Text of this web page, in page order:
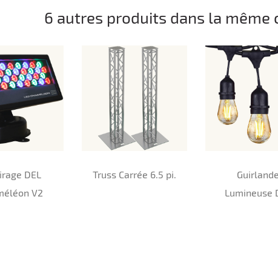
6 autres produits dans la même
DEL
V2
Truss Carrée 6.5 pi.
Guirlande
Lumineuse